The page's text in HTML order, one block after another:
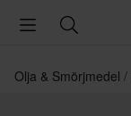
Olja & Smörjmedel